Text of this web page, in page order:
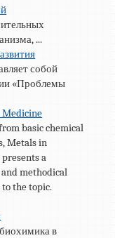
...
собой
«Проблемы
basic chemical
Metals in
a
methodical
the topic.
в